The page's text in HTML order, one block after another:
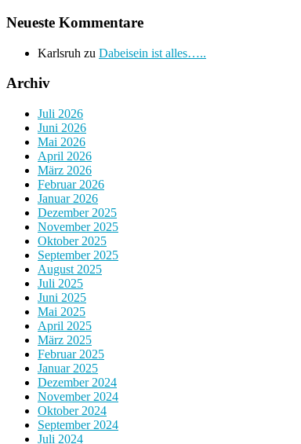
Neueste Kommentare
Karlsruh zu Dabeisein ist alles…..
Archiv
Juli 2026
Juni 2026
Mai 2026
April 2026
März 2026
Februar 2026
Januar 2026
Dezember 2025
November 2025
Oktober 2025
September 2025
August 2025
Juli 2025
Juni 2025
Mai 2025
April 2025
März 2025
Februar 2025
Januar 2025
Dezember 2024
November 2024
Oktober 2024
September 2024
Juli 2024